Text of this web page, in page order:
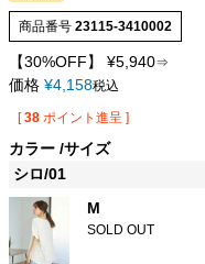
商品番号 23115-3410002
【30%OFF】 ¥5,940⇒
価格 ¥4,158税込
[ 38 ポイント進呈 ]
カラー サイズ
シロ/01
M
SOLD OUT